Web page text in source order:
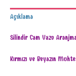
Açıklama
Silindir Cam Vazo
Kırmızı ve Beyazın